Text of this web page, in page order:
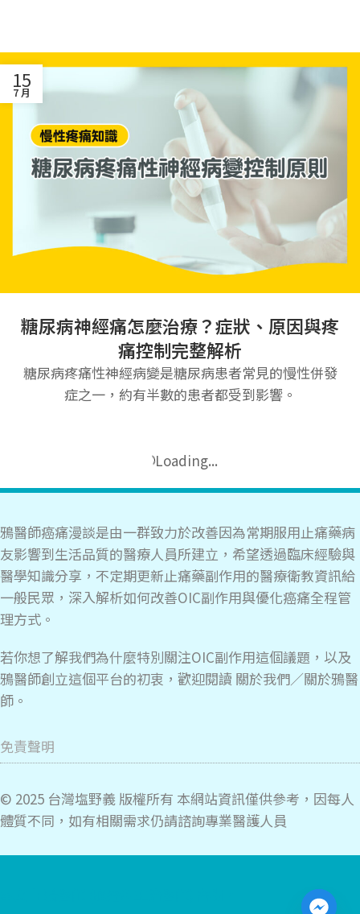
15
7 月
糖尿病神經痛怎麼治療？症狀、原因與疼
痛控制完整解析
糖尿病疼痛性神經病變是糖尿病患者常見的慢性併發
症之一，約有半數的患者都受到影響。
15
7 月
有半數長期受其困擾。
鴉醫師癌痛漫談是由一群致力於改善因為常期服用止痛藥病